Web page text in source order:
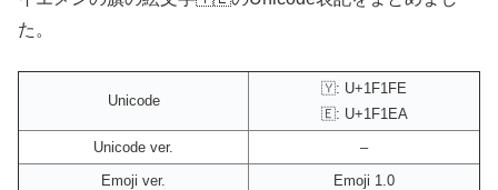
た。
Unicode
🇾: U+1F1FE
🇪: U+1F1EA
Unicode ver.
–
Emoji ver.
Emoji 1.0